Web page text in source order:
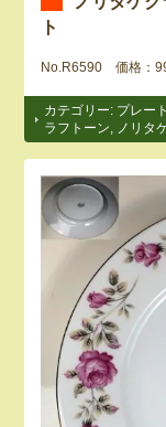
ト
No.R6590 価格：
カテゴリー: プレー
ラフトーン
ノリタ